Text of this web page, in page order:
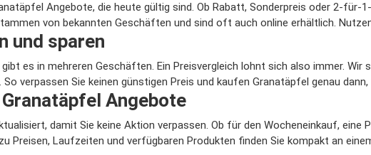
Angebote, die heute gültig sind. Ob Rabatt, Sonderpreis oder 2-
von bekannten Geschäften und sind oft auch online erhältlich.
und sparen
es in mehreren Geschäften. Ein Preisvergleich lohnt sich also immer.
So verpassen Sie keinen günstigen Preis und kaufen Granatäpfel genau
Angebote
damit Sie keine Aktion verpassen. Ob für den Wocheneinkauf,
Preisen, Laufzeiten und verfügbaren Produkten finden Sie kompakt an